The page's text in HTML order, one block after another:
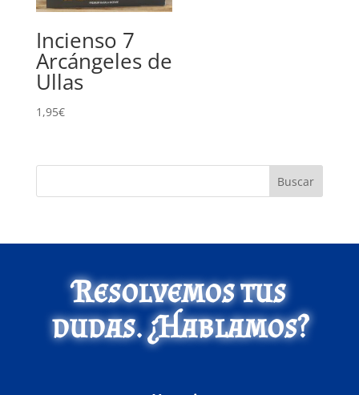
Incienso 7
Arcángeles de
Ullas
1,95€
Buscar
Resolvemos tus
dudas. ¿Hablamos?